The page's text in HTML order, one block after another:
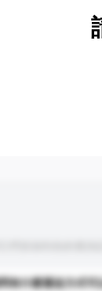
有什麼運送方式可